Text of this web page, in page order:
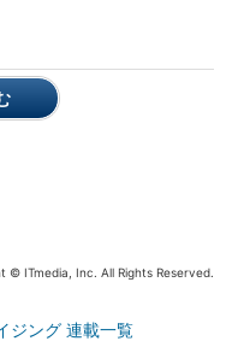
© ITmedia, Inc. All Rights Reserved.
ジング 連載一覧